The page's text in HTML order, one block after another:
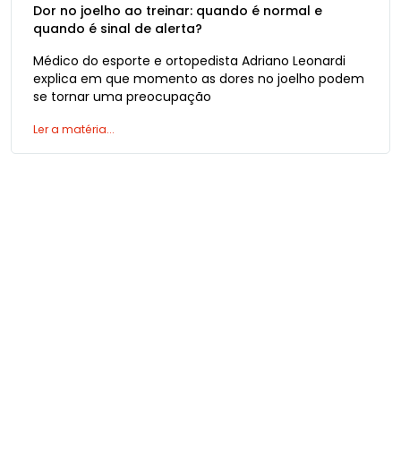
Dor no joelho ao treinar: quando é normal e
quando é sinal de alerta?
Médico do esporte e ortopedista Adriano Leonardi
explica em que momento as dores no joelho podem
se tornar uma preocupação
Ler a matéria...